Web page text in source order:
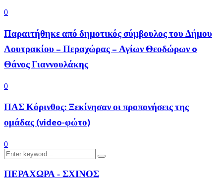
0
Παραιτήθηκε από δημοτικός σύμβουλος του Δήμου
Λουτρακίου – Περαχώρας – Αγίων Θεοδώρων o
Θάνος Γιαννουλάκης
0
ΠΑΣ Κόρινθος: Ξεκίνησαν οι προπονήσεις της
ομάδας (video-φώτο)
0
Search
for:
Search
ΠΕΡΑΧΩΡΑ - ΣΧΙΝΟΣ